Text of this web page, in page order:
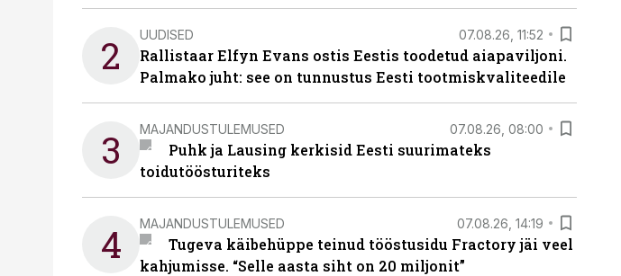
2 UUDISED 07.08.26, 11:52
Rallistaar Elfyn Evans ostis Eestis toodetud aiapaviljoni.
Palmako juht: see on tunnustus Eesti tootmiskvaliteedile
3 MAJANDUSTULEMUSED 07.08.26, 08:00
Puhk ja Lausing kerkisid Eesti suurimateks
toidutöösturiteks
4 MAJANDUSTULEMUSED 07.08.26, 14:19
Tugeva käibehüppe teinud tööstusidu Fractory jäi veel
kahjumisse. “Selle aasta siht on 20 miljonit”